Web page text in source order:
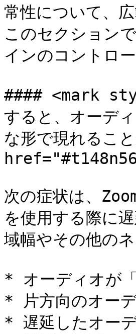
常性について、
このセクション
インのコントロ
#### <mark
すると、オーデ
な形で現れるこ
次の症状は、
を使用する際に
域幅やその他の
* オーディオが
* 片方向のオー
* 遅延したオー